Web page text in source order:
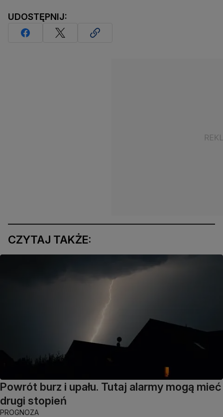
UDOSTĘPNIJ:
CZYTAJ TAKŻE:
Powrót burz i upału. Tutaj alarmy mogą mieć
drugi stopień
PROGNOZA